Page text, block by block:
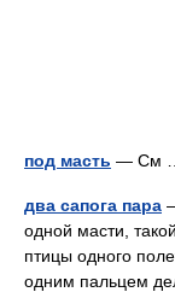
под масть — См
два сапога пара
одной масти,
птицы одного
одним пальцем